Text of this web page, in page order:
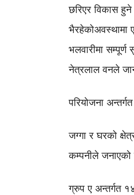
छरिएर विकास
भैरहेकोअवस्थामा
भलवारीमा सम्पूर्ण
नेत्रलाल वनले
परियोजना
जग्गा र घरको
कम्पनीले
ग्रुप ए अन्तर्गत